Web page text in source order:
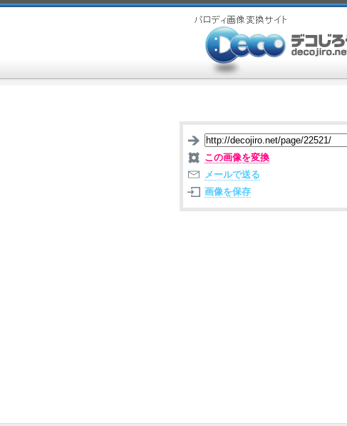
この画像を変換
メールで送る
画像を保存